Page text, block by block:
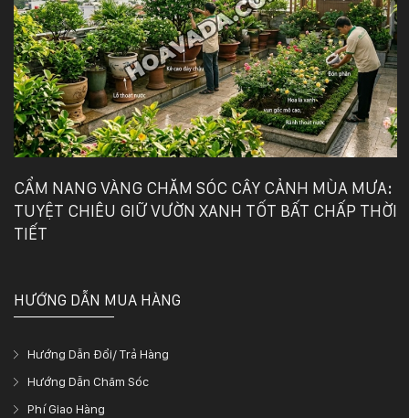
CẨM NANG VÀNG CHĂM SÓC CÂY CẢNH MÙA MƯA:
TUYỆT CHIÊU GIỮ VƯỜN XANH TỐT BẤT CHẤP THỜI
TIẾT
HƯỚNG DẪN MUA HÀNG
Hướng Dẫn Đổi/ Trả Hàng
Hướng Dẫn Chăm Sóc
Phí Giao Hàng